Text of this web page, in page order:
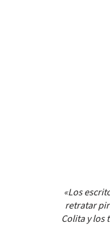
«Los
retratar
Colita y los